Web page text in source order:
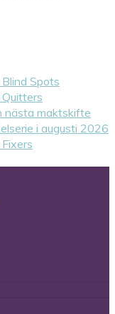
Spots
nästa maktskifte
i augusti 2026